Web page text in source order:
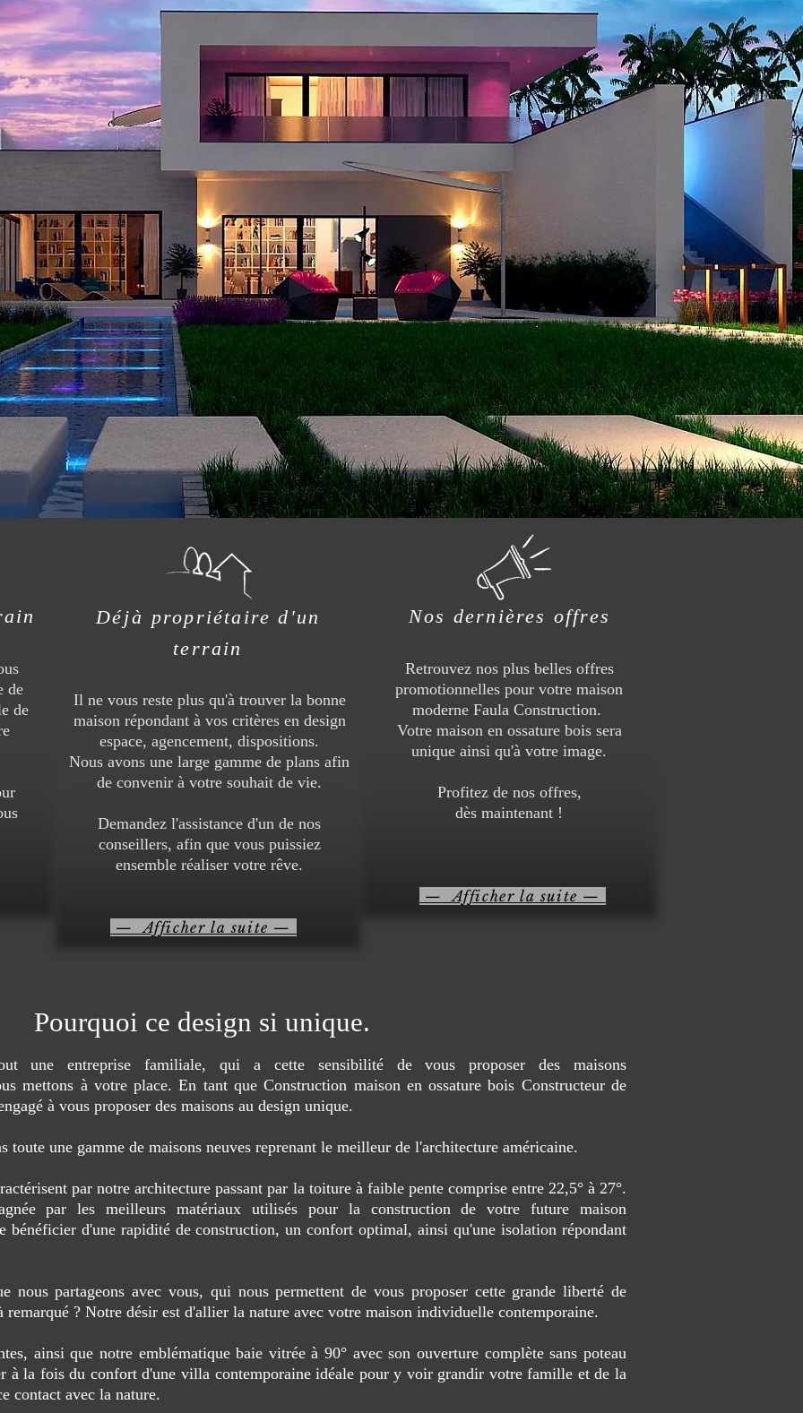
de
de
Déjà propriétaire d'un
terrain
Il ne vous reste plus qu'à trouver la bonne
maison répondant à vos critères en design
espace, agencement, dispositions.
Nous avons une large gamme de plans afin
de convenir à votre souhait de vie.
Demandez l'assistance d'un de nos
conseillers, afin que vous puissiez
ensemble réaliser votre rêve.
— Afficher la suite —
Nos dernières offres
Retrouvez nos plus belles offres
promotionnelles pour votre maison
moderne Faula Construction.
Votre maison en ossature bois sera
unique ainsi qu'à votre image.
Profitez de nos offres,
dès maintenant !
— Afficher la suite —
Pourquoi ce design si unique.
une entreprise familiale, qui a cette sensibilité de vous proposer des maisons
mettons à votre place. En tant que Construction maison en ossature bois Constructeur de
à vous proposer des maisons au design unique.
toute une gamme de maisons neuves reprenant le meilleur de l'architecture américaine.
par notre architecture passant par la toiture à faible pente comprise entre 22,5° à 27°.
par les meilleurs matériaux utilisés pour la construction de votre future maison
bénéficier d'une rapidité de construction, un confort optimal, ainsi qu'une isolation répondant
nous partageons avec vous, qui nous permettent de vous proposer cette grande liberté de
remarqué ? Notre désir est d'allier la nature avec votre maison individuelle contemporaine.
ainsi que notre emblématique baie vitrée à 90° avec son ouverture complète sans poteau
à la fois du confort d'une villa contemporaine idéale pour y voir grandir votre famille et de la
contact avec la nature.